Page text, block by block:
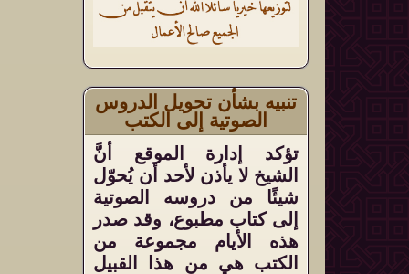
تنبيه بشأن تحويل الدروس
الصوتية إلى الكتب
تؤكد إدارة الموقع أنَّ
الشيخ لا يأذن لأحد أن يُحوّل
شيئًا من دروسه الصوتية
إلى كتاب مطبوع، وقد صدر
هذه الأيام مجموعة من
الكتب هي من هذا القبيل